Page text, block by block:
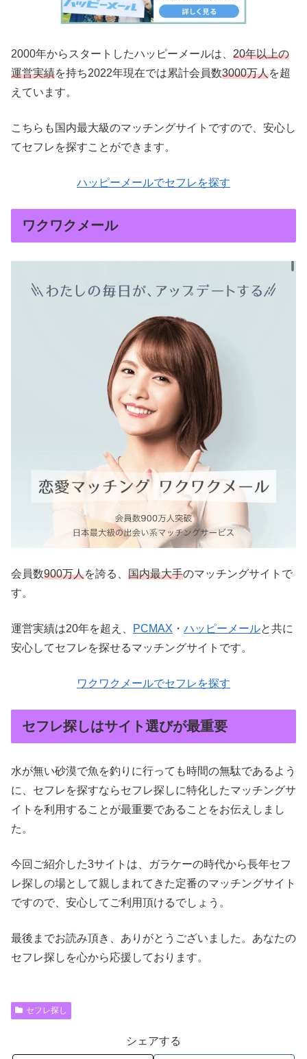
2000年からスタートしたハッピーメールは、 20年以上の
運営実績を持ち2022年現在では累計会員数3000万人を超
えています。
こちらも国内最大級のマッチングサイトですので、安心し
てセフレを探すことができます。
ハッピーメールでセフレを探す
ワクワクメール
会員数900万人を誇る、 国内最大手のマッチングサイトで
す。
運営実績は20年を超え、 PCMAX ・ ハッピーメールと共に
安心してセフレを探せるマッチングサイトです。
ワクワクメールでセフレを探す
セフレ探しはサイト選びが最重要
水が無い砂漠で魚を釣りに行っても時間の無駄であるよう
に、セフレを探すならセフレ探しに特化したマッチングサ
イトを利用することが最重要であることをお伝えしまし
た。
今回ご紹介した3サイトは、ガラケーの時代から長年セフ
レ探しの場として親しまれてきた定番のマッチングサイト
ですので、安心してご利用頂けるでしょう。
最後までお読み頂き、ありがとうございました。あなたの
セフレ探しを心から応援しております。
セフレ探し
シェアする